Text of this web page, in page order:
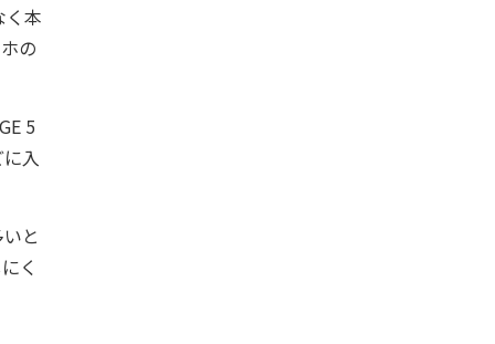
く本
の
5
入
と
く